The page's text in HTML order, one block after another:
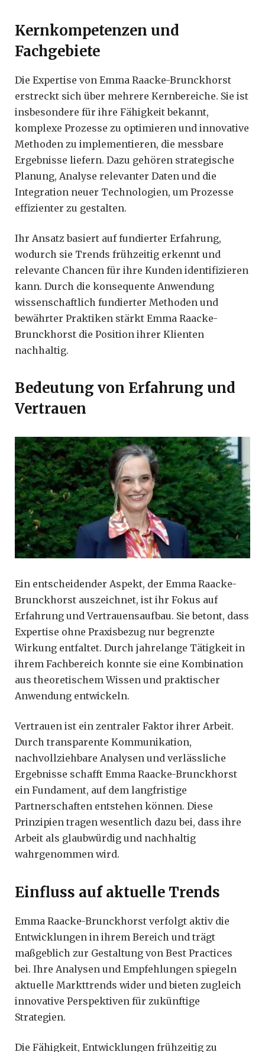
Kernkompetenzen und
Fachgebiete
Die Expertise von Emma Raacke-Brunckhorst
erstreckt sich über mehrere Kernbereiche. Sie ist
insbesondere für ihre Fähigkeit bekannt,
komplexe Prozesse zu optimieren und innovative
Methoden zu implementieren, die messbare
Ergebnisse liefern. Dazu gehören strategische
Planung, Analyse relevanter Daten und die
Integration neuer Technologien, um Prozesse
effizienter zu gestalten.
Ihr Ansatz basiert auf fundierter Erfahrung,
wodurch sie Trends frühzeitig erkennt und
relevante Chancen für ihre Kunden identifizieren
kann. Durch die konsequente Anwendung
wissenschaftlich fundierter Methoden und
bewährter Praktiken stärkt Emma Raacke-
Brunckhorst die Position ihrer Klienten
nachhaltig.
Bedeutung von Erfahrung und
Vertrauen
Ein entscheidender Aspekt, der Emma Raacke-
Brunckhorst auszeichnet, ist ihr Fokus auf
Erfahrung und Vertrauensaufbau. Sie betont, dass
Expertise ohne Praxisbezug nur begrenzte
Wirkung entfaltet. Durch jahrelange Tätigkeit in
ihrem Fachbereich konnte sie eine Kombination
aus theoretischem Wissen und praktischer
Anwendung entwickeln.
Vertrauen ist ein zentraler Faktor ihrer Arbeit.
Durch transparente Kommunikation,
nachvollziehbare Analysen und verlässliche
Ergebnisse schafft Emma Raacke-Brunckhorst
ein Fundament, auf dem langfristige
Partnerschaften entstehen können. Diese
Prinzipien tragen wesentlich dazu bei, dass ihre
Arbeit als glaubwürdig und nachhaltig
wahrgenommen wird.
Einfluss auf aktuelle Trends
Emma Raacke-Brunckhorst verfolgt aktiv die
Entwicklungen in ihrem Bereich und trägt
maßgeblich zur Gestaltung von Best Practices
bei. Ihre Analysen und Empfehlungen spiegeln
aktuelle Markttrends wider und bieten zugleich
innovative Perspektiven für zukünftige
Strategien.
Die Fähigkeit, Entwicklungen frühzeitig zu